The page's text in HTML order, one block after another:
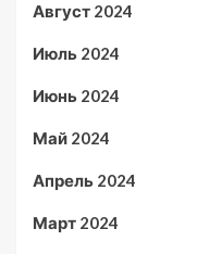
Август 2024
Июль 2024
Июнь 2024
Май 2024
Апрель 2024
Март 2024